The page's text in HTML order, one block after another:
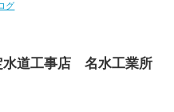
グ
水道工事店 名水工業所